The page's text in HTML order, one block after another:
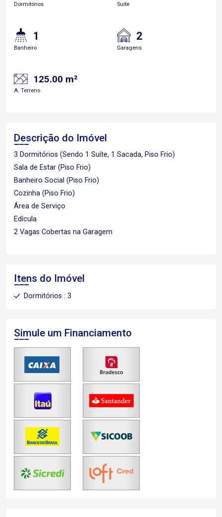
Dormitórios Suite
1
Banheiro
2
Garagens
125.00 m²
A. Terreno
Descrição do Imóvel
3 Dormitórios (Sendo 1 Suíte, 1 Sacada, Piso Frio)
Sala de Estar (Piso Frio)
Banheiro Social (Piso Frio)
Cozinha (Piso Frio)
Área de Serviço
Edícula
2 Vagas Cobertas na Garagem
Itens do Imóvel
Dormitórios : 3
Simule um Financiamento